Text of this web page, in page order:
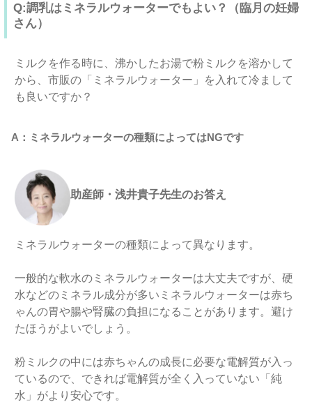
Q:調乳はミネラルウォーターでもよい？（臨月の妊婦
さん）
ミルクを作る時に、沸かしたお湯で粉ミルクを溶かして
から、市販の「ミネラルウォーター」を入れて冷まして
も良いですか？
A：ミネラルウォーターの種類によってはNGです
助産師・浅井貴子先生のお答え
ミネラルウォーターの種類によって異なります。
一般的な軟水のミネラルウォーターは大丈夫ですが、硬
水などのミネラル成分が多いミネラルウォーターは赤ち
ゃんの胃や腸や腎臓の負担になることがあります。避け
たほうがよいでしょう。
粉ミルクの中には赤ちゃんの成長に必要な電解質が入っ
ているので、できれば電解質が全く入っていない「純
水」がより安心です。